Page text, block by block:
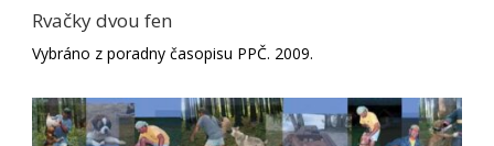
Rvačky dvou fen
Vybráno z poradny časopisu PPČ. 2009.